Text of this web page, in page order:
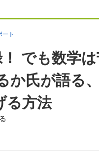
ト
でも数学
か氏が語る
る方法